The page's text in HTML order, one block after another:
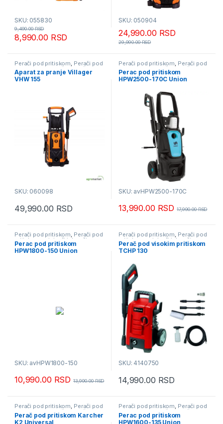
SKU: 055830
8,990.00 RSD
9,490.00RSD
SKU: 050904
24,990.00 RSD
29,990.00RSD
Perači pod pritiskom Perači pod
pritiskom usisivači i duvači
Aparat za pranje Villager
VHW 155
SKU: 060098
49,990.00 RSD
Perači pod pritiskom Perači pod
pritiskom usisivači i duvači
Perac pod pritiskom
HPW2500-170C Union
SKU: avHPW2500-170C
13,990.00 RSD 17,990.00RSD
Perači pod pritiskom, Perači pod
pritiskom usisivači i duvači
Perac pod pritiskom
HPW1800-150 Union
SKU: avHPW1800-150
10,990.00 RSD 13,990.00RSD
Perači pod pritiskom, Perači pod
pritiskom usisivači i duvači
Perač pod visokim pritiskom
TCHP 130
SKU: 4140750
14,990.00 RSD
Perači pod pritiskom, Perači pod
pritiskom usisivači i duvači
Perač pod pritiskom Karcher
K2 Universal
Perači pod pritiskom, Perači pod
pritiskom usisivači i duvači
Perac pod pritiskom
HPW1600-135 Union